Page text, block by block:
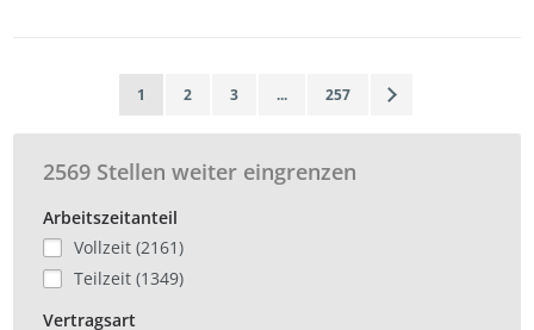
1 2 3 ... 257
2569 Stellen weiter eingrenzen
Arbeitszeitanteil
Vollzeit (2161)
Teilzeit (1349)
Vertragsart